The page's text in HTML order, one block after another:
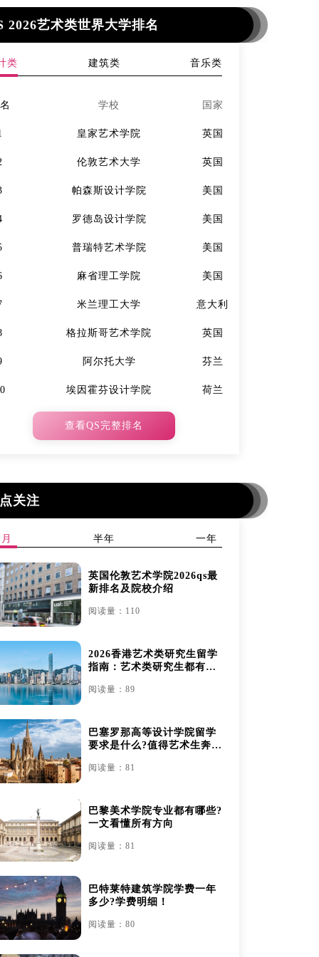
2026艺术类世界大学排名
类 建筑类 音乐类
学校 国家
皇家艺术学院 英国
伦敦艺术大学 英国
帕森斯设计学院 美国
罗德岛设计学院 美国
普瑞特艺术学院 美国
麻省理工学院 美国
米兰理工大学 意大利
格拉斯哥艺术学院 英国
阿尔托大学 芬兰
埃因霍芬设计学院 荷兰
查看QS完整排名
关注
半年 一年
英国伦敦艺术学院2026qs最
新排名及院校介绍
阅读量：110
2026香港艺术类研究生留学
指南：艺术类研究生都有哪
阅读量：89
巴塞罗那高等设计学院留学
要求是什么?值得艺术生奔赴
阅读量：81
巴黎美术学院专业都有哪些?
一文看懂所有方向
阅读量：81
巴特莱特建筑学院学费一年
多少?学费明细！
阅读量：80